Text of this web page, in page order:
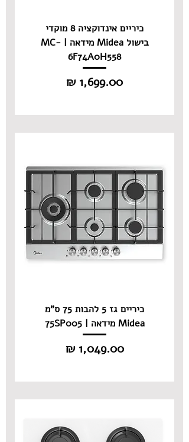
כיריים אינדוקציה 8 מוקדי
בישול Midea מידאה | MC-
6F74A0H558
מחיר
כיריים גז 5 להבות 75 ס"מ
Midea מידאה | 75SP005
מחיר‏1,049.00 ‏₪